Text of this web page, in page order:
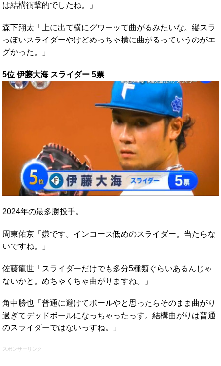
は結構衝撃的でしたね。」
森下翔太「上に出て横にグワーッて曲がるみたいな。縦スラ
っぽいスライダーやけどめっちゃ横に曲がるっていうのがエ
グかった。」
5位 伊藤大海 スライダー 5票
2024年の最多勝投手。
周東佑京「嫌です。インコース低めのスライダー。当たらな
いですね。」
佐藤龍世「スライダーだけでも多分5種類ぐらいあるんじゃ
ないかと。めちゃくちゃ曲がりますね。」
角中勝也「普通に避けてボールやと思ったらそのまま曲がり
過ぎてデッドボールになっちゃったっす。結構曲がりは普通
のスライダーではないっすね。」
スポンサーリンク